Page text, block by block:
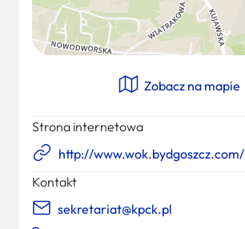
Zobacz na mapie
Strona internetowa
http://www.wok.bydgoszcz.com/
Kontakt
sekretariat@kpck.pl